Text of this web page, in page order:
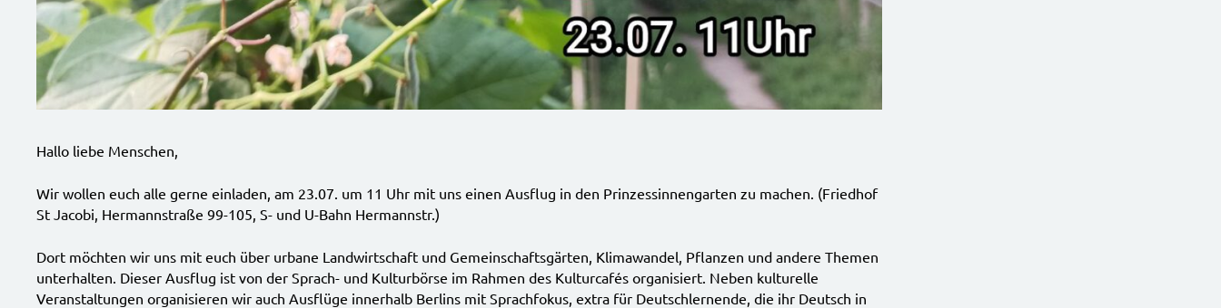
Hallo liebe Menschen,
Wir wollen euch alle gerne einladen, am 23.07. um 11 Uhr mit uns einen Ausflug in den Prinzessinnengarten zu machen. (Friedhof
St Jacobi, Hermannstraße 99-105, S- und U-Bahn Hermannstr.)
Dort möchten wir uns mit euch über urbane Landwirtschaft und Gemeinschaftsgärten, Klimawandel, Pflanzen und andere Themen
unterhalten. Dieser Ausflug ist von der Sprach- und Kulturbörse im Rahmen des Kulturcafés organisiert. Neben kulturelle
Veranstaltungen organisieren wir auch Ausflüge innerhalb Berlins mit Sprachfokus, extra für Deutschlernende, die ihr Deutsch in